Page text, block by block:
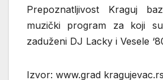
Prepoznatljivost Kraguj
muzički program za koji
zaduženi DJ Lacky i Vesele
Izvor: www.grad kragujevac.rs